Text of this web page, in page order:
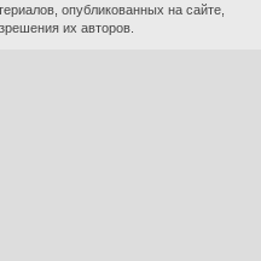
опубликованных на сайте,
их авторов.